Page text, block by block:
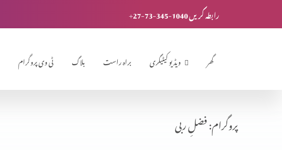
+27-73-345-1040 رابطہ کریں
ٹی وی پروگرام بلاگ براہ راست ویڈیو کیٹیگری گھر
پروگرام: فضلِ ربی